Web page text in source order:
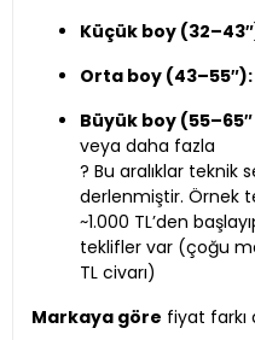
Küçük boy
Orta boy (43–55″):
Büyük boy
veya daha fazla
? Bu aralıklar teknik
derlenmiştir. Örnek
~1.000 TL’den
teklifler var (çoğu
TL civarı)
Markaya göre fiyat farkı